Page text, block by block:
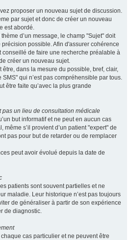
proposer un nouveau sujet de discussion.
par sujet et donc de créer un nouveau
est abordé.
d’un message, le champ "Sujet" doit
possible. Afin d'assurer cohérence
conseillé de faire une recherche préalable à
créer un nouveau sujet.
être, dans la mesure du possible, bref, clair,
qui n’est pas compréhensible par tous.
être faite qu’avec la plus grande
pas un lieu de consultation médicale
but informatif et ne peut en aucun cas
même s’il provient d’un patient "expert" de
pas pour but de retarder ou de remplacer
peut avoir évolué depuis la date de
patients sont souvent partielles et ne
maladie. Leur historique n’est pas toujours
de généraliser à partir de son expérience
de diagnostic.
cas particulier et ne peuvent être